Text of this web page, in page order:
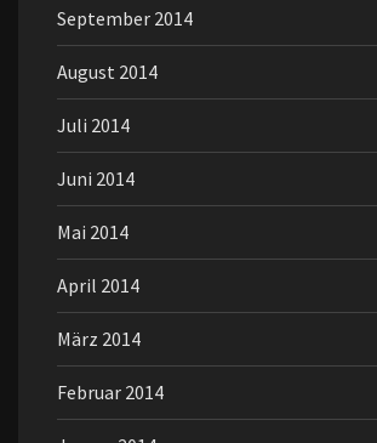
September 2014
August 2014
Juli 2014
Juni 2014
Mai 2014
April 2014
März 2014
Februar 2014